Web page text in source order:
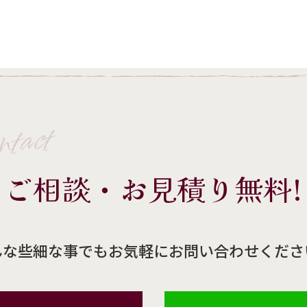
ご相談・お見積り無料!
些細な事でもお気軽にお問い合わせくだ